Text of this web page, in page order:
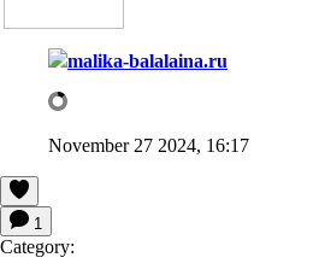
malika-balalaina.ru
November 27 2024, 16:17
1
Category: